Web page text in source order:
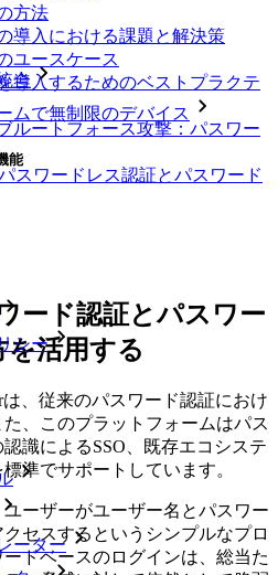
合
ムで無制限のデバイス
能
シー
ーター
方法
導入における課題と解決策
ユースケース
導入するためのベストプラクテ
ルートフォース攻撃：パスワー
スワードレス認証とパスワード
ード認証とパスワー
を活用する
は、従来のパスワード認証におけ
、このプラットフォームはパス
識によるSSO、既存エコシステ
準でサポートしています。
ーザーがユーザー名とパスワー
セスするというシンプルなプロ
ドベースのログインは、総当た